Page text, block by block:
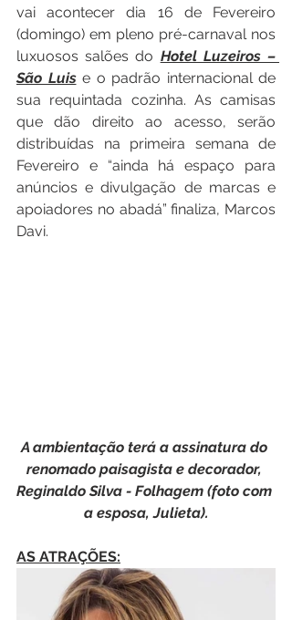
vai acontecer dia 16 de Fevereiro
(domingo) em pleno pré-carnaval nos
luxuosos salões do Hotel Luzeiros –
São Luis e o padrão internacional de
sua requintada cozinha. As camisas
que dão direito ao acesso, serão
distribuídas na primeira semana de
Fevereiro e “ainda há espaço para
anúncios e divulgação de marcas e
apoiadores no abadá” finaliza, Marcos
Davi.
A ambientação terá a assinatura do
renomado paisagista e decorador,
Reginaldo Silva - Folhagem (foto com
a esposa, Julieta).
AS ATRAÇÕES: